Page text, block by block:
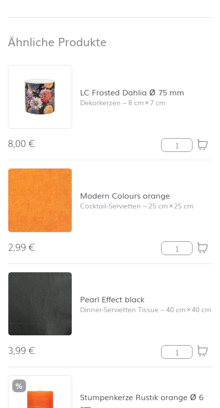
Ähnliche Produkte
Produktliste überspringen und zum Filter springen
LC Frosted Dahlia Ø 75 mm
Dekorkerzen –8 cm×7 cm
8,00€ LC Frosted
Modern Colours orange
Cocktail-Servietten –25 cm×25 cm
2,99€ Modern
Pearl Effect black
Dinner-Servietten Tissue –40 cm×40 cm
3,99€ Pearl Effect
%
Stumpenkerze Rustik orange Ø 6